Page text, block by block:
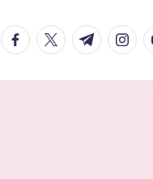
facebook.com
twitter.com
t.me